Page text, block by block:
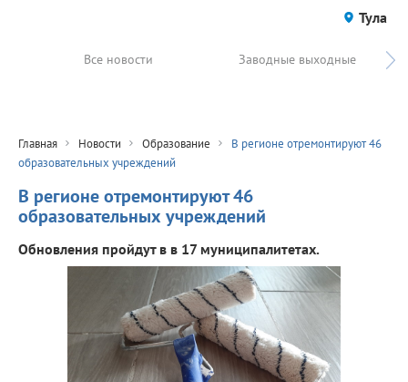
Тула
Все новости Заводные выходные
Главная Новости Образование
В регионе отремонтируют 46
образовательных учреждений
В регионе отремонтируют 46
образовательных учреждений
Обновления пройдут в в 17 муниципалитетах.